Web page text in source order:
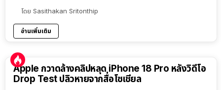
โดย Sasithakan Sritonthip
อ่านเพิ่มเติม
Apple กวาดล้างคลิปหลุด iPhone 18 Pro หลังวิดีโอ
Drop Test ปลิวหายจากสื่อโซเชียล